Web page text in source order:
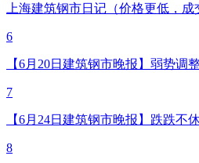
上海建筑钢市日记（价格更低，成
6
【6月20日建筑钢市晚报】弱势调
7
【6月24日建筑钢市晚报】跌跌不
8